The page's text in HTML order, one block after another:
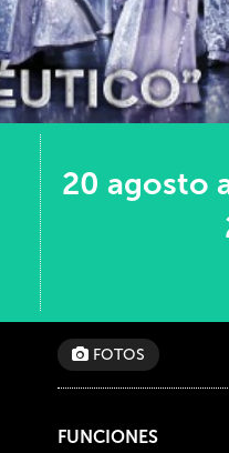
20 agosto
FOTOS
FUNCIONES